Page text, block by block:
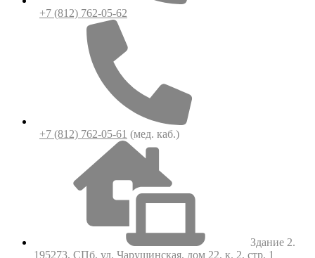
+7 (812) 762-05-62
+7 (812) 762-05-61 (мед. каб.)
Здание 2.
195273, СПб, ул. Чарушинская, дом 22, к. 2, стр. 1